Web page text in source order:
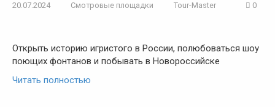
20.07.2024 Смотровые площадки Tour-Master 0
Открыть историю игристого в России, полюбоваться шоу
поющих фонтанов и побывать в Новороссийске
Читать полностью